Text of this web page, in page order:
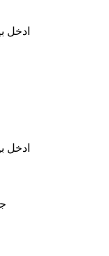
ادخل
ادخل